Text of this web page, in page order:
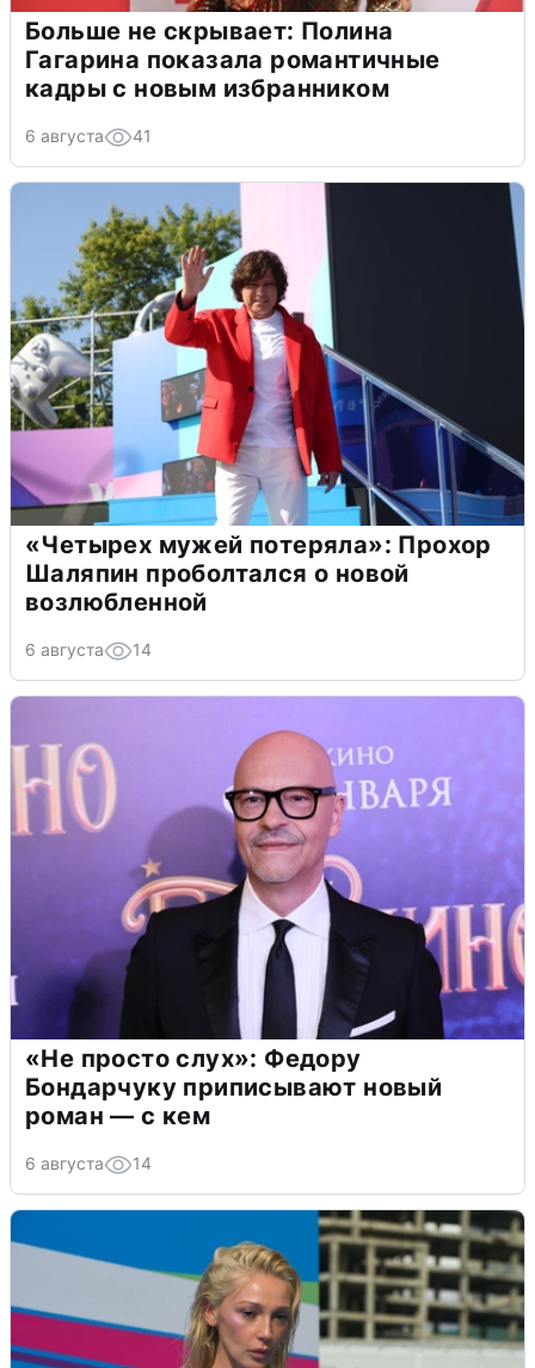
Больше не скрывает: Полина
Гагарина показала романтичные
кадры с новым избранником
6 августа 41
«Четырех мужей потеряла»: Прохор
Шаляпин проболтался о новой
возлюбленной
6 августа 14
«Не просто слух»: Федору
Бондарчуку приписывают новый
роман — с кем
6 августа 14